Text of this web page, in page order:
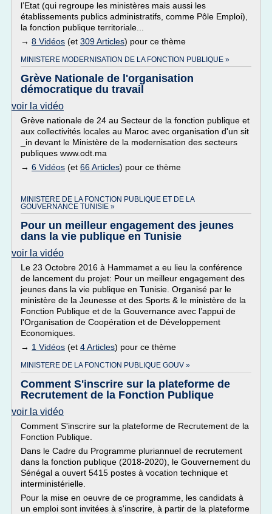
l’Etat (qui regroupe les ministères mais aussi les
établissements publics administratifs, comme Pôle Emploi),
la fonction publique territoriale...
→ 8 Vidéos (et 309 Articles) pour ce thème
MINISTERE MODERNISATION DE LA FONCTION PUBLIQUE »
Grève Nationale de l'organisation
démocratique du travail
voir la vidéo
Grève nationale de 24 au Secteur de la fonction publique et
aux collectivités locales au Maroc avec organisation d'un sit
_in devant le Ministère de la modernisation des secteurs
publiques www.odt.ma
→ 6 Vidéos (et 66 Articles) pour ce thème
MINISTERE DE LA FONCTION PUBLIQUE ET DE LA
GOUVERNANCE TUNISIE »
Pour un meilleur engagement des jeunes
dans la vie publique en Tunisie
voir la vidéo
Le 23 Octobre 2016 à Hammamet a eu lieu la conférence
de lancement du projet: Pour un meilleur engagement des
jeunes dans la vie publique en Tunisie. Organisé par le
ministère de la Jeunesse et des Sports & le ministère de la
Fonction Publique et de la Gouvernance avec l’appui de
l'Organisation de Coopération et de Développement
Economiques.
→ 1 Vidéos (et 4 Articles) pour ce thème
MINISTERE DE LA FONCTION PUBLIQUE GOUV »
Comment S'inscrire sur la plateforme de
Recrutement de la Fonction Publique
voir la vidéo
Comment S'inscrire sur la plateforme de Recrutement de la
Fonction Publique.
Dans le Cadre du Programme pluriannuel de recrutement
dans la fonction publique (2018-2020), le Gouvernement du
Sénégal a ouvert 5415 postes à vocation technique et
interministérielle.
Pour la mise en oeuvre de ce programme, les candidats à
un emploi sont invitées à s'inscrire, à partir de la plateforme